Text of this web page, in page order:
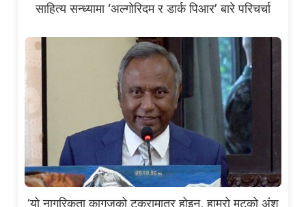
साहित्य सन्ध्यामा ‘अल्गोरिदम र डार्क पिआर’ बारे परिचर्चा
‘यो नागरिकता कागजको टुक्रामात्र होइन, हाम्रो मुटुको अंश